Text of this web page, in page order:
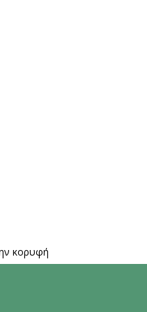
κορυφή